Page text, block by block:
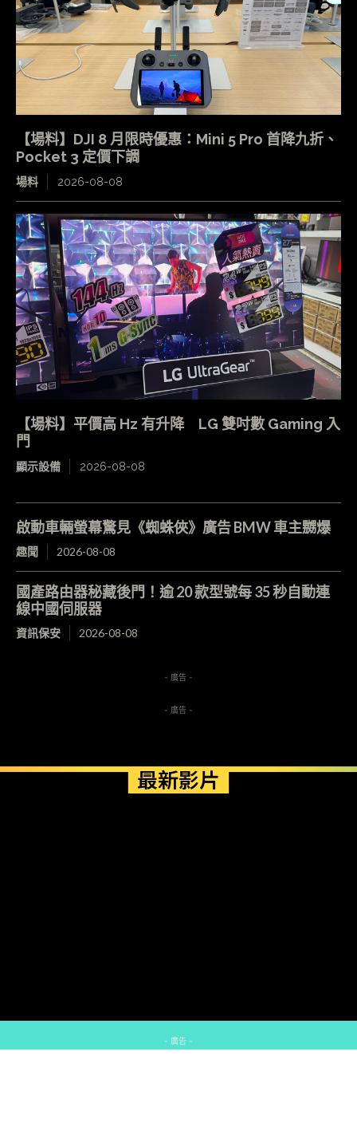
【場料】DJI 8 月限時優惠：Mini 5 Pro 首降九折、
Pocket 3 定價下調
場料 2026-08-08
【場料】平價高 Hz 有升降 LG 雙吋數 Gaming 入
門
顯示設備 2026-08-08
啟動車輛螢幕驚見《蜘蛛俠》廣告 BMW 車主嬲爆
趣聞 2026-08-08
國產路由器秘藏後門！逾 20 款型號每 35 秒自動連
線中國伺服器
資訊保安 2026-08-08
- 廣告 -
- 廣告 -
最新影片
- 廣告 -